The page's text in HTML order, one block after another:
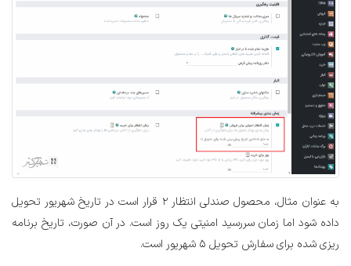
به عنوان مثال، محصول صندلی انتظار 2 قرار است در تاریخ شهریور تحویل
داده شود اما زمان سررسید امنیتی یک روز است. در آن صورت، تاریخ برنامه
ریزی شده برای سفارش تحویل 5 شهریور است.